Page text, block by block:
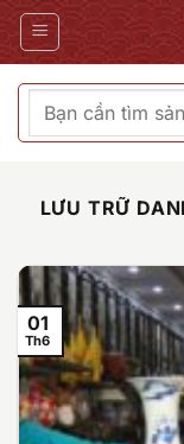
Bỏ
qua
Tìm
kiếm:
LƯU TRỮ
01
Th6